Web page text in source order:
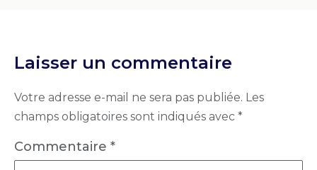
Laisser un commentaire
Votre adresse e-mail ne sera pas publiée. Les
champs obligatoires sont indiqués avec *
Commentaire *